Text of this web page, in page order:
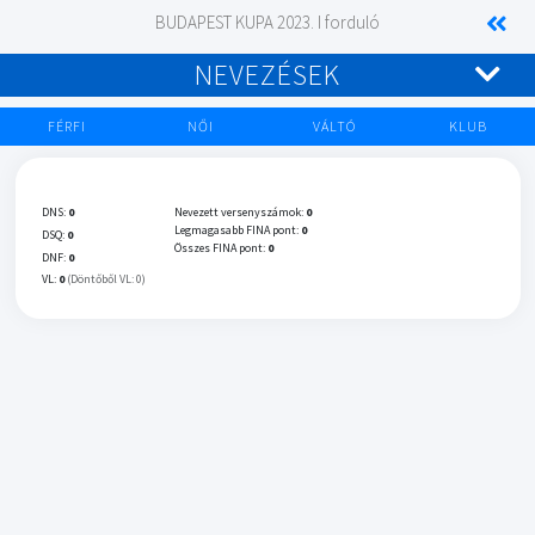
BUDAPEST KUPA 2023. I forduló
NEVEZÉSEK
FÉRFI NŐI VÁLTÓ KLUB
DNS: 0
DSQ: 0
DNF: 0
VL: 0 (Döntőből VL: 0)
Nevezett versenyszámok: 0
Legmagasabb FINA pont: 0
Összes FINA pont: 0